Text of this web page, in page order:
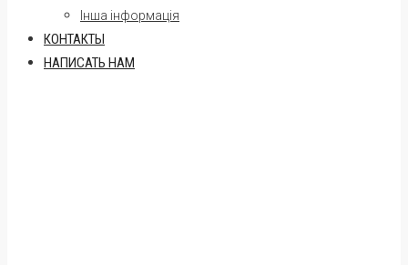
Інша інформація
КОНТАКТЫ
НАПИСАТЬ НАМ